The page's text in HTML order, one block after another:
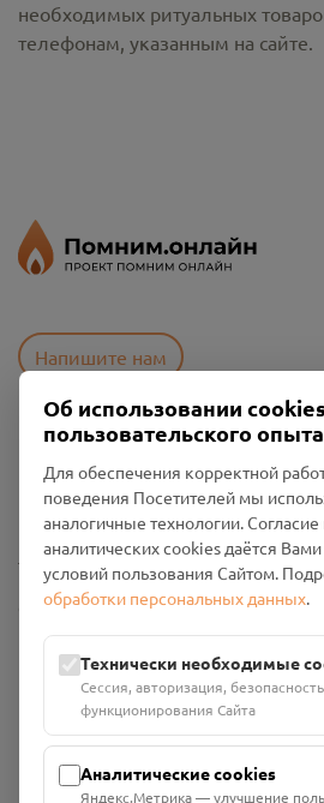
необходимых ритуальных
телефонам, указанным на сайте.
Напишите нам
Политика конфиденциальности
Промо-материалы
Настройки cookies
Общество с ограниченной
Проект Помним»
ИНН: 6700029207 ОГРН:
Юридический адрес: 216790,
Руднянский, г. Рудня, улица Западная,
Номер счёта:
Об использовании
пользовательского
Для обеспечения корректной
поведения Посетителей мы
аналогичные технологии.
аналитических cookies даётся
условий пользования Сайтом.
обработки персональных данных.
Технически необходимые
Сессия, авторизация,
функционирования Сайта
Аналитические cookies
Яндекс.Метрика — улучшение